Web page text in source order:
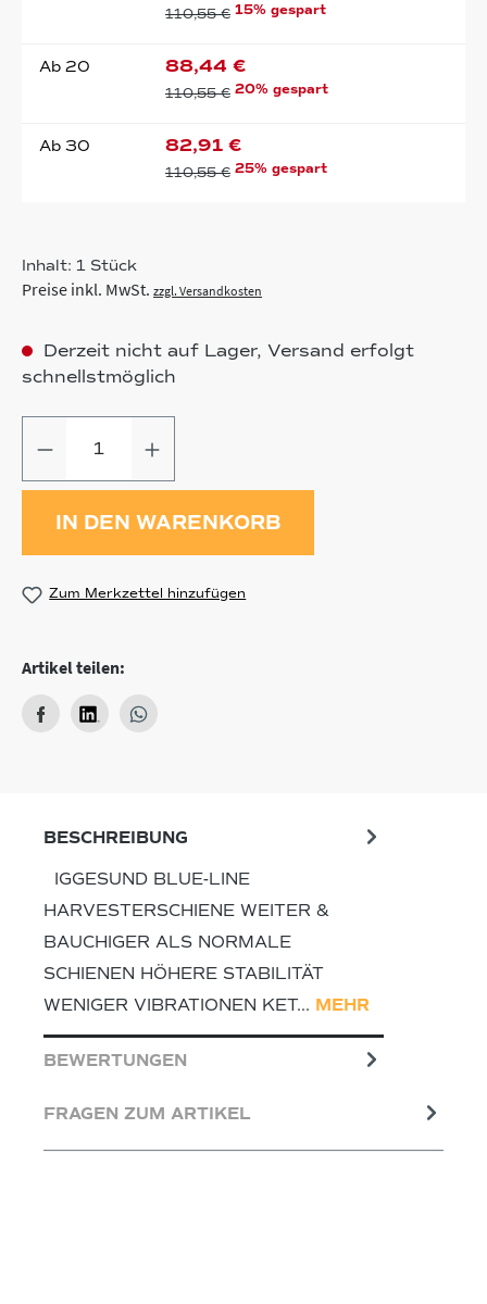
110,55 € 15% gespart
Ab 20 88,44 €
110,55 € 20% gespart
Ab 30 82,91 €
110,55 € 25% gespart
Inhalt: 1 Stück
Preise inkl. MwSt. zzgl. Versandkosten
Derzeit nicht auf Lager, Versand erfolgt
schnellstmöglich
IN DEN WARENKORB
Zum Merkzettel hinzufügen
Artikel teilen:
BESCHREIBUNG
IGGESUND BLUE-LINE
HARVESTERSCHIENE WEITER &
BAUCHIGER ALS NORMALE
SCHIENEN HÖHERE STABILITÄT
WENIGER VIBRATIONEN KET… MEHR
BEWERTUNGEN
FRAGEN ZUM ARTIKEL